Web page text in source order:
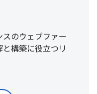
のウェブファー
構築に役立つリ